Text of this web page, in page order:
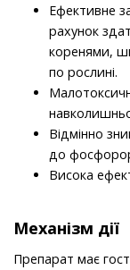
Ефективне
рахунок
коренями,
по рослині.
Відмінно
до
Висока
Механізм дії
Препарат має